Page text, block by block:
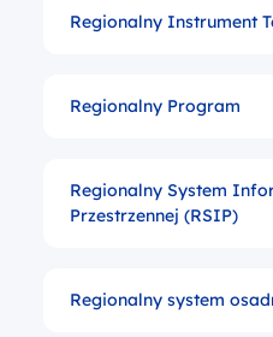
Regionalny Instrument
Narzędzia
Regionalny Program
Program ograniczony
Regionalny System
Przestrzennej (RSIP)
system
Regionalny system
sieć ośrodków